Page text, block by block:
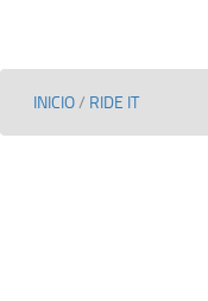
INICIO/ RIDE IT